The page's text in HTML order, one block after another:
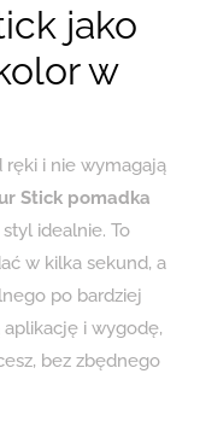
jako
w
ręki i nie wymagają
Stick pomadka
idealnie. To
w kilka sekund, a
po bardziej
i wygodę,
bez zbędnego